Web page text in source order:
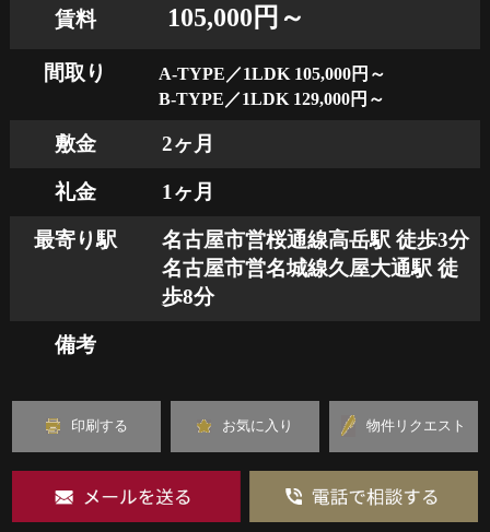
賃料 105,000円～
間取り
A-TYPE／1LDK 105,000円～
B-TYPE／1LDK 129,000円～
敷金 2ヶ月
礼金 1ヶ月
最寄り駅
名古屋市営桜通線高岳駅 徒歩3分
名古屋市営名城線久屋大通駅 徒
歩8分
備考
印刷する お気に入り 物件リクエスト